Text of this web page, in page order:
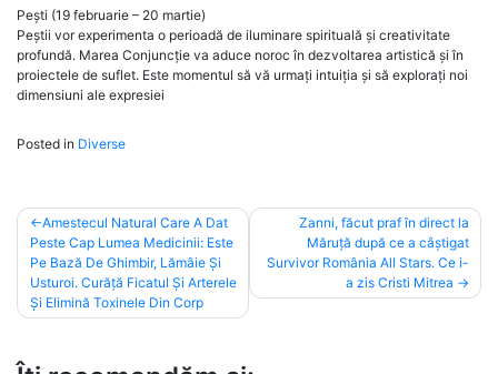
Pești (19 februarie – 20 martie)
Peștii vor experimenta o perioadă de iluminare spirituală și creativitate
profundă. Marea Conjuncție va aduce noroc în dezvoltarea artistică și în
proiectele de suflet. Este momentul să vă urmați intuiția și să explorați noi
dimensiuni ale expresiei
Posted in Diverse
Post
navigation
Amestecul Natural Care A Dat
Peste Cap Lumea Medicinii: Este
Pe Bază De Ghimbir, Lămâie Și
Usturoi. Curăță Ficatul Și Arterele
Și Elimină Toxinele Din Corp
Zanni, făcut praf în direct la
Măruță după ce a câștigat
Survivor România All Stars. Ce i-
a zis Cristi Mitrea